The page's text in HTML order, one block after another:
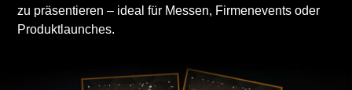
zu präsentieren – ideal für Messen, Firmenevents oder
Produktlaunches.